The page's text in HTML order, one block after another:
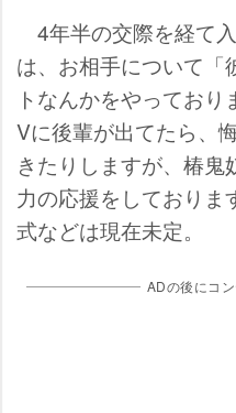
4年半の交際を経て
は、お相手について「
トなんかをやってお
Vに後輩が出てたら、
きたりしますが、椿
力の応援をしておりま
式などは現在未定。
ADの後にコ